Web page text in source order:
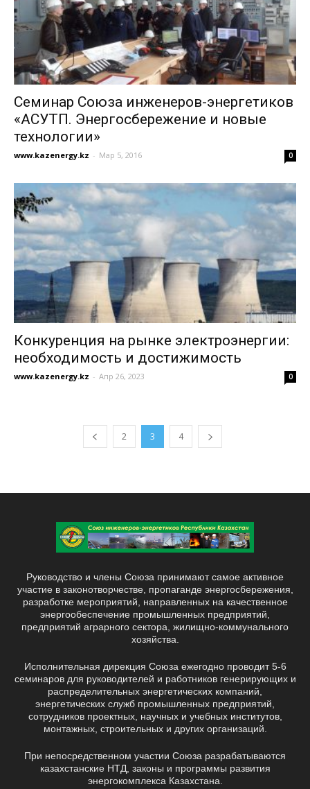
Семинар Союза инженеров-энергетиков
«АСУТП. Энергосбережение и новые
технологии»
www.kazenergy.kz - Мар 5, 2016 0
Конкуренция на рынке электроэнергии:
необходимость и достижимость
www.kazenergy.kz - Апр 26, 2023 0
2 3 4
Руководство и члены Союза принимают самое активное
участие в законотворчестве, пропаганде энергосбережения,
разработке мероприятий, направленных на качественное
энергообеспечение промышленных предприятий,
предприятий аграрного сектора, жилищно-коммунального
хозяйства.
Исполнительная дирекция Союза ежегодно проводит 5-6
семинаров для руководителей и работников генерирующих и
распределительных энергетических компаний,
энергетических служб промышленных предприятий,
сотрудников проектных, научных и учебных институтов,
монтажных, строительных и других организаций.
При непосредственном участии Союза разрабатываются
казахстанские НТД, законы и программы развития
энергокомплекса Казахстана.